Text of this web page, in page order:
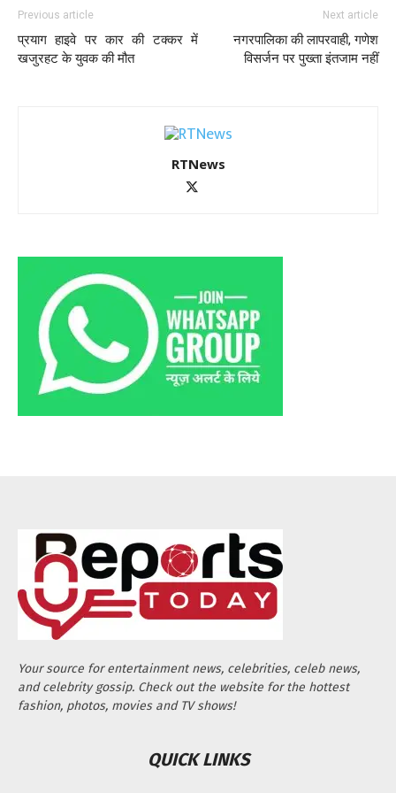
Previous article
प्रयाग हाइवे पर कार की टक्कर में
खजुरहट के युवक की मौत
Next article
नगरपालिका की लापरवाही, गणेश
विसर्जन पर पुख्ता इंतजाम नहीं
RTNews
Your source for entertainment news, celebrities, celeb news,
and celebrity gossip. Check out the website for the hottest
fashion, photos, movies and TV shows!
QUICK LINKS